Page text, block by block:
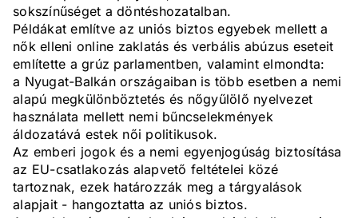
sokszínűséget a döntéshozatalban.
Példákat említve az uniós biztos egyebek mellett a
nők elleni online zaklatás és verbális abúzus eseteit
említette a grúz parlamentben, valamint elmondta:
a Nyugat-Balkán országaiban is több esetben a nemi
alapú megkülönböztetés és nőgyűlölő nyelvezet
használata mellett nemi bűncselekmények
áldozatává estek női politikusok.
Az emberi jogok és a nemi egyenjogúság biztosítása
az EU-csatlakozás alapvető feltételei közé
tartoznak, ezek határozzák meg a tárgyalások
alapjait - hangoztatta az uniós biztos.